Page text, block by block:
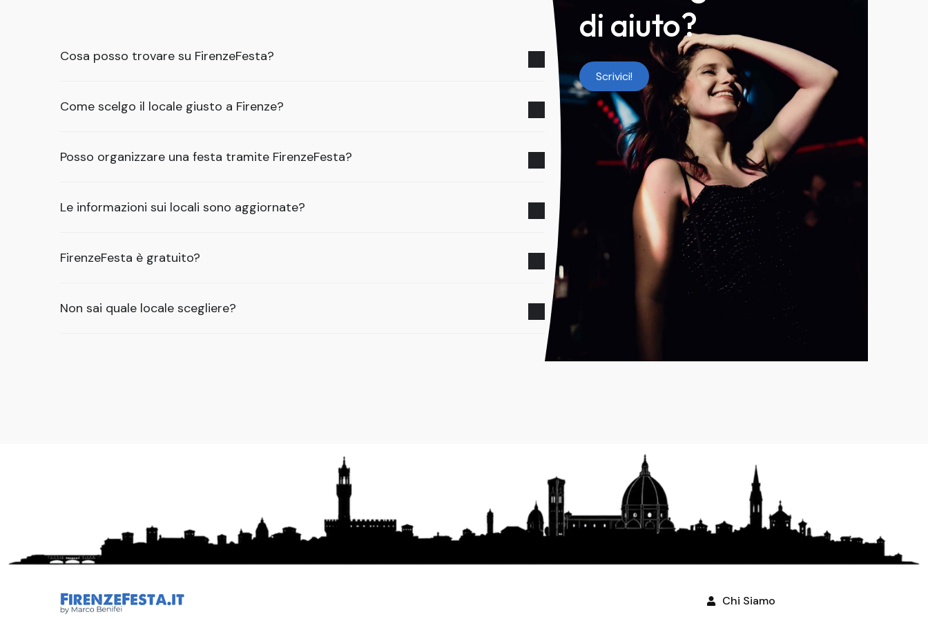
Cosa posso trovare su FirenzeFesta?
Come scelgo il locale giusto a Firenze?
Posso organizzare una festa tramite FirenzeFesta?
Le informazioni sui locali sono aggiornate?
FirenzeFesta è gratuito?
Non sai quale locale scegliere?
di aiuto?
Scrivici!
Chi Siamo